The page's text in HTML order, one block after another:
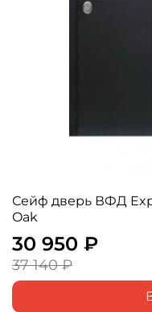
Сейф дверь ВФД
Oak
30 950 ₽
37 140 ₽